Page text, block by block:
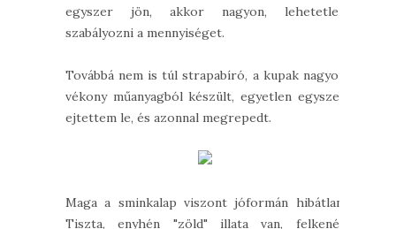
egyszer jön, akkor nagyon, lehetetlen
szabályozni a mennyiséget.
Továbbá nem is túl strapabíró, a kupak nagyon
vékony műanyagból készült, egyetlen egyszer
ejtettem le, és azonnal megrepedt.
Maga a sminkalap viszont jóformán hibátlan.
Tiszta, enyhén "zöld" illata van, felkenés